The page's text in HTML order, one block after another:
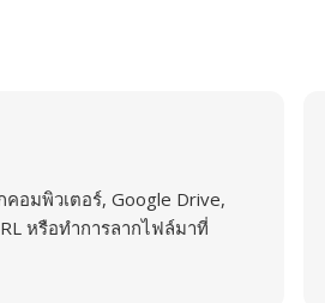
คอมพิวเตอร์, Google Drive,
หรือทำการลากไฟล์มาที่